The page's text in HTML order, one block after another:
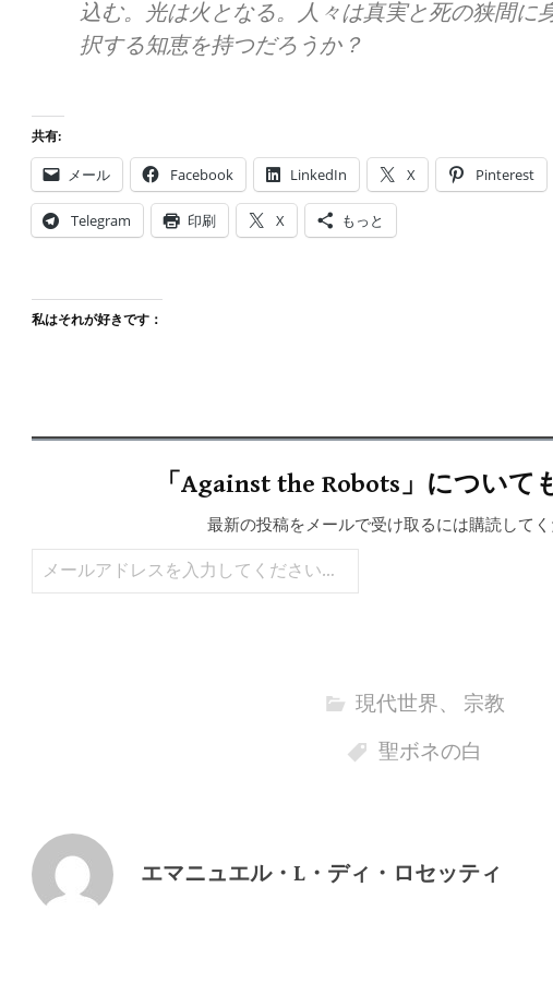
込む。光は火となる。人々は真実と死の狭間に
択する知恵を持つだろうか？
共有:
メール Facebook LinkedIn X Pinterest
Telegram 印刷 X もっと
私はそれが好きです：
「Against the Robots」について
最新の投稿をメールで受け取るには購読して
メールアドレスを入力してください…
現代世界、 宗教
聖ボネの白
エマニュエル・L・ディ・ロセッティ